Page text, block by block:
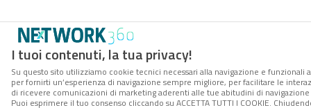
I tuoi contenuti, la tua privacy!
Su questo sito utilizziamo cookie tecnici necessari alla navigazione e funzionali
per fornirti un’esperienza di navigazione sempre migliore, per facilitare le
di ricevere comunicazioni di marketing aderenti alle tue abitudini di
Puoi esprimere il tuo consenso cliccando su ACCETTA TUTTI I COOKIE.